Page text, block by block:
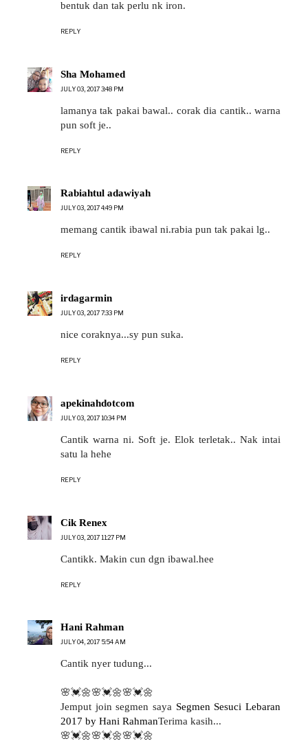
bentuk dan tak perlu nk iron.
REPLY
Sha Mohamed
JULY 03, 2017 3:48 PM
lamanya tak pakai bawal.. corak dia cantik.. warna
pun soft je..
REPLY
Rabiahtul adawiyah
JULY 03, 2017 4:49 PM
memang cantik ibawal ni.rabia pun tak pakai lg..
REPLY
irdagarmin
JULY 03, 2017 7:33 PM
nice coraknya...sy pun suka.
REPLY
apekinahdotcom
JULY 03, 2017 10:34 PM
Cantik warna ni. Soft je. Elok terletak.. Nak intai
satu la hehe
REPLY
Cik Renex
JULY 03, 2017 11:27 PM
Cantikk. Makin cun dgn ibawal.hee
REPLY
Hani Rahman
JULY 04, 2017 5:54 AM
Cantik nyer tudung...
🌸💓🌼🌸💓🌼🌸💓🌼
Jemput join segmen saya Segmen Sesuci Lebaran
2017 by Hani RahmanTerima kasih...
🌸💓🌼🌸💓🌼🌸💓🌼